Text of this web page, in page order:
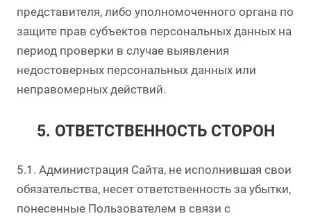
представителя, либо уполномоченного органа по
защите прав субъектов персональных данных на
период проверки в случае выявления
недостоверных персональных данных или
неправомерных действий.
5. ОТВЕТСТВЕННОСТЬ СТОРОН
5.1. Администрация Сайта, не исполнившая свои
обязательства, несет ответственность за убытки,
понесенные Пользователем в связи с